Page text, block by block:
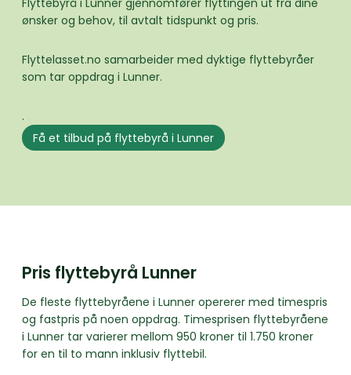
Flyttebyrå i Lunner gjennomfører flyttingen ut fra dine
ønsker og behov, til avtalt tidspunkt og pris.
Flyttelasset.no samarbeider med dyktige flyttebyråer
som tar oppdrag i Lunner.
.
Få et tilbud på flyttebyrå i Lunner
Pris flyttebyrå Lunner
De fleste flyttebyråene i Lunner opererer med timespris
og fastpris på noen oppdrag. Timesprisen flyttebyråene
i Lunner tar varierer mellom 950 kroner til 1.750 kroner
for en til to mann inklusiv flyttebil.